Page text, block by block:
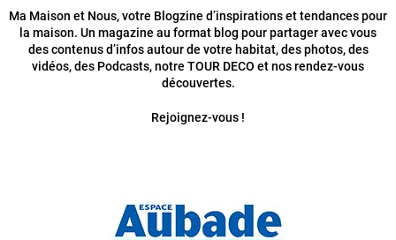
Ma Maison et Nous, votre Blogzine d’inspirations et tendances pour
la maison. Un magazine au format blog pour partager avec vous
des contenus d’infos autour de votre habitat, des photos, des
vidéos, des Podcasts, notre TOUR DECO et nos rendez-vous
découvertes.
Rejoignez-vous !